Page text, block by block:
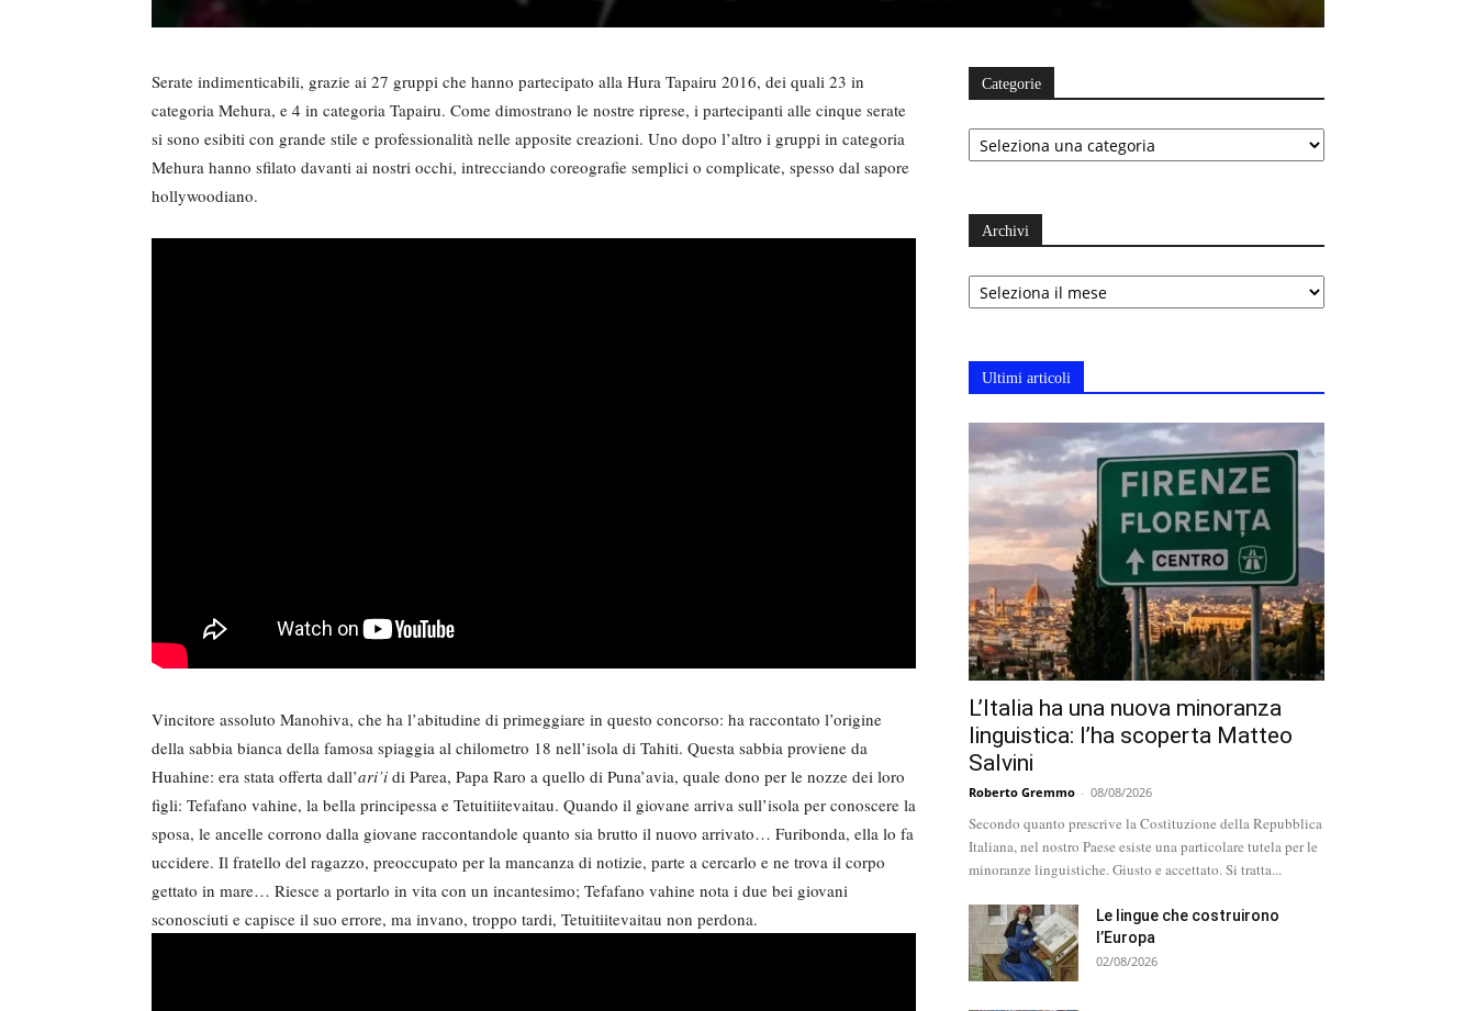
Serate indimenticabili, grazie ai 27 gruppi che hanno partecipato alla Hura Tapairu 2016, dei quali 23 in
categoria Mehura, e 4 in categoria Tapairu. Come dimostrano le nostre riprese, i partecipanti alle cinque serate
si sono esibiti con grande stile e professionalità nelle apposite creazioni. Uno dopo l’altro i gruppi in categoria
Mehura hanno sfilato davanti ai nostri occhi, intrecciando coreografie semplici o complicate, spesso dal sapore
hollywoodiano.
Vincitore assoluto Manohiva, che ha l’abitudine di primeggiare in questo concorso: ha raccontato l’origine
della sabbia bianca della famosa spiaggia al chilometro 18 nell’isola di Tahiti. Questa sabbia proviene da
Huahine: era stata offerta dall’ari’i di Parea, Papa Raro a quello di Puna’avia, quale dono per le nozze dei loro
figli: Tefafano vahine, la bella principessa e Tetuitiitevaitau. Quando il giovane arriva sull’isola per conoscere la
sposa, le ancelle corrono dalla giovane raccontandole quanto sia brutto il nuovo arrivato… Furibonda, ella lo fa
uccidere. Il fratello del ragazzo, preoccupato per la mancanza di notizie, parte a cercarlo e ne trova il corpo
gettato in mare… Riesce a portarlo in vita con un incantesimo; Tefafano vahine nota i due bei giovani
sconosciuti e capisce il suo errore, ma invano, troppo tardi, Tetuitiitevaitau non perdona.
Categorie
Categorie
Archivi
Archivi
Ultimi articoli
L’Italia ha una nuova minoranza
linguistica: l’ha scoperta Matteo
Salvini
Roberto Gremmo - 08/08/2026
Secondo quanto prescrive la Costituzione della Repubblica
Italiana, nel nostro Paese esiste una particolare tutela per le
minoranze linguistiche. Giusto e accettato. Si tratta...
Le lingue che costruirono
l’Europa
02/08/2026